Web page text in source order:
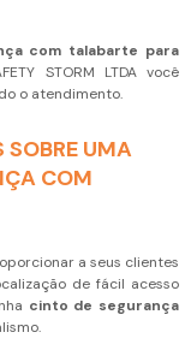
com talabarte para
STORM LTDA você
o atendimento.
SOBRE UMA
COM
a seus clientes
de fácil acesso
cinto de segurança